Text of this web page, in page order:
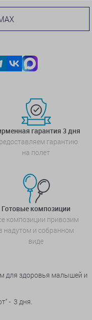
гарантия 3 дня
гарантию
на полет
Готовые композиции
композиции привозим
надутом и собранном
виде
для здоровья малышей и
- 3 дня.